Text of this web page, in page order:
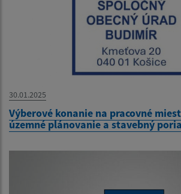
30.01.2025
Výberové konanie na pracovné
územné plánovanie a stavebný